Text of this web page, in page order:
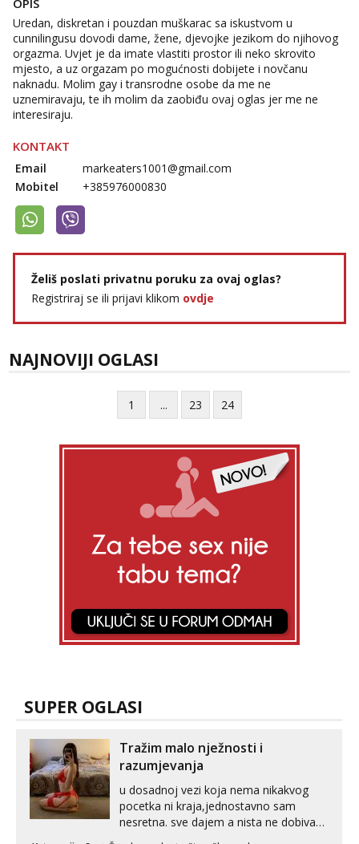
OPIS
Uredan, diskretan i pouzdan muškarac sa iskustvom u
cunnilingusu dovodi dame, žene, djevojke jezikom do njihovog
orgazma. Uvjet je da imate vlastiti prostor ili neko skrovito
mjesto, a uz orgazam po mogućnosti dobijete i novčanu
naknadu. Molim gay i transrodne osobe da me ne
uznemiravaju, te ih molim da zaobiđu ovaj oglas jer me ne
interesiraju.
KONTAKT
Email
markeaters1001@gmail.com
Mobitel
+385976000830
Želiš poslati privatnu poruku za ovaj oglas?
Registriraj se ili prijavi klikom ovdje
NAJNOVIJI OGLASI
1 ... 23 24
SUPER OGLASI
Tražim malo nježnosti i
razumjevanja
u dosadnoj vezi koja nema nikakvog
pocetka ni kraja,jednostavno sam
nesretna. sve dajem a nista ne dobivam